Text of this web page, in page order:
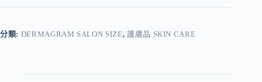
r
分類: DERMAGRAM SALON SIZE, 護膚品 SKIN CARE